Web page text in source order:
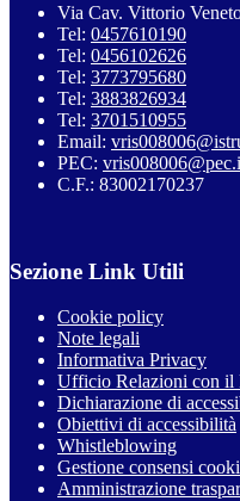
Via Cav. Vittorio
Tel: 0457610190
Tel: 0456102626
Tel: 3773795680
Tel: 3883826934
Tel: 3701510955
Email:
PEC:
C.F.: 83002170237
Sezione Link Utili
Cookie policy
Note legali
Informativa Privacy
Ufficio Relazioni con il
Dichiarazione di
Obiettivi di accessibilità
Whistleblowing
Gestione consensi
Amministrazione